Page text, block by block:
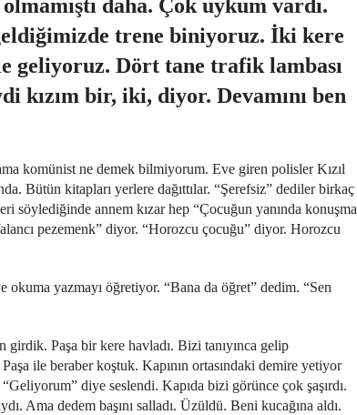
daha. Çok uykum vardı.
trene biniyoruz. İki kere
geliyoruz. Dört tane trafik lambası
kızım bir, iki, diyor. Devamını ben
komünist ne demek bilmiyorum. Eve giren polisler Kızıl
Bütün kitapları yerlere dağıttılar. “Şerefsiz” dediler birkaç
söylediğinde annem kızar hep “Çocuğun yanında konuşma
pezemenk” diyor. “Horozcu çocuğu” diyor. Horozcu
yazmayı öğretiyor. “Bana da öğret” dedim. “Sen
Paşa bir kere havladı. Bizi tanıyınca gelip
ile beraber koştuk. Kapının ortasındaki demire yetiyor
diye seslendi. Kapıda bizi görünce çok şaşırdı.
Ama dedem başını salladı. Üzüldü. Beni kucağına aldı.